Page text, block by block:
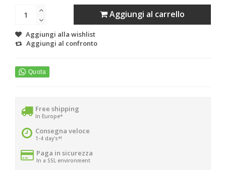
Aggiungi al carrello
Aggiungi alla wishlist
Aggiungi al confronto
Free shipping
In Europe*
Consegna veloce
1-4 day's*!
Paga in sicurezza
In a SSL environment